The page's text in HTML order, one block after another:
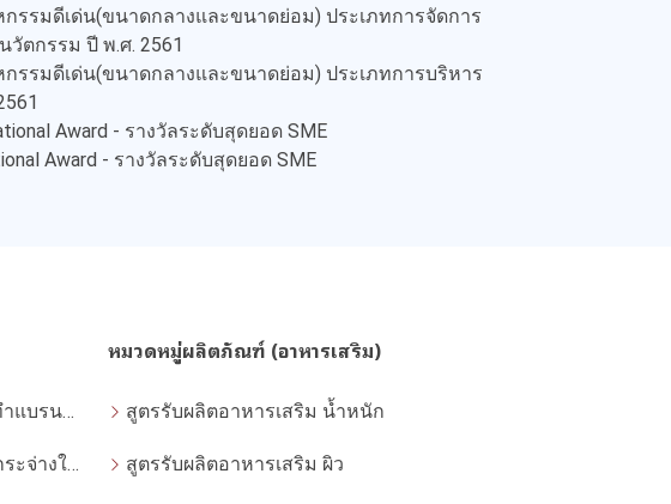
กรรมดีเด่น(ขนาดกลางและขนาดย่อม) ประเภทการจัดการ
วัตกรรม ปี พ.ศ. 2561
กรรมดีเด่น(ขนาดกลางและขนาดย่อม) ประเภทการบริหาร
Award - รางวัลระดับสุดยอด SME
Award - รางวัลระดับสุดยอด SME
สูตรรับผลิตผลิตภัณฑ์ครีมกันแดด สร้างทำแบรนด์ครีมกันแดด โดยโรงงานผลิตที่ได้มาตรฐาน
สูตรรับผลิตครีม เจล เซรั่ม บำรุงผิวหน้า กระจ่างใส ฝ้า กระ จุดด่างดำ whitening
หมวดหมู่ผลิตภัณฑ์ (อาหารเสริม)
สูตรรับผลิตอาหารเสริม น้ำหนัก
สูตรรับผลิตอาหารเสริม ผิว